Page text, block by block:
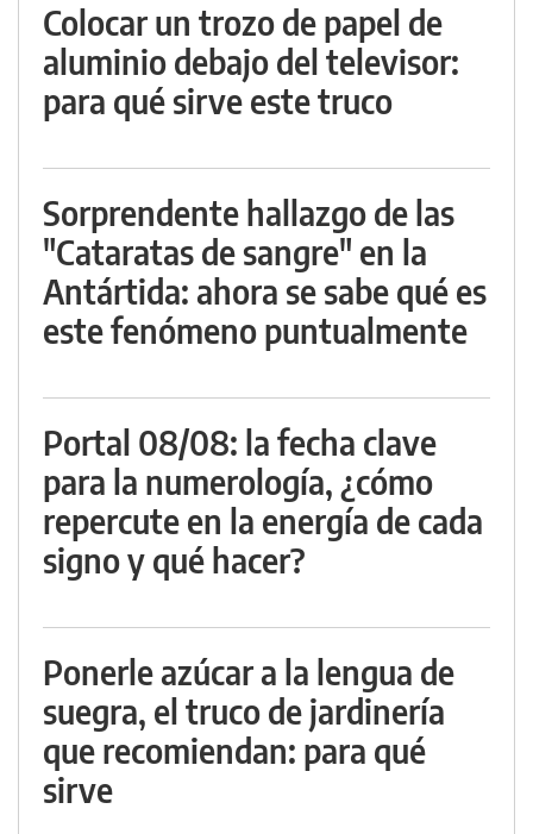
Colocar un trozo de papel de
aluminio debajo del televisor:
para qué sirve este truco
Sorprendente hallazgo de las
"Cataratas de sangre" en la
Antártida: ahora se sabe qué es
este fenómeno puntualmente
Portal 08/08: la fecha clave
para la numerología, ¿cómo
repercute en la energía de cada
signo y qué hacer?
Ponerle azúcar a la lengua de
suegra, el truco de jardinería
que recomiendan: para qué
sirve